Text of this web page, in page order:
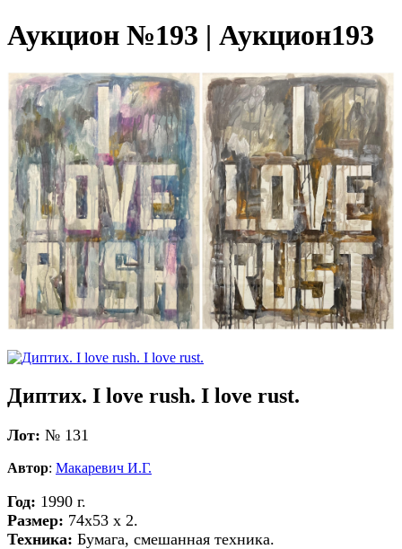
Аукцион №193 | Аукцион193
Диптих. I love rush. I love rust.
Лот: № 131
Автор: Макаревич И.Г.
Год: 1990 г.
Размер: 74х53 х 2.
Техника: Бумага, смешанная техника.